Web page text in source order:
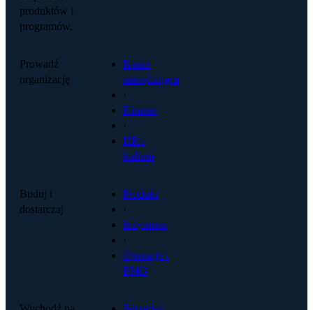
produktów i
programów.
Prowadź
organizację
Kadra
zarządzająca
·
Finanse
·
HR i
kultura
Buduj i
dostarczaj
Produkt
·
Inżynieria
·
Operacje i
PMO